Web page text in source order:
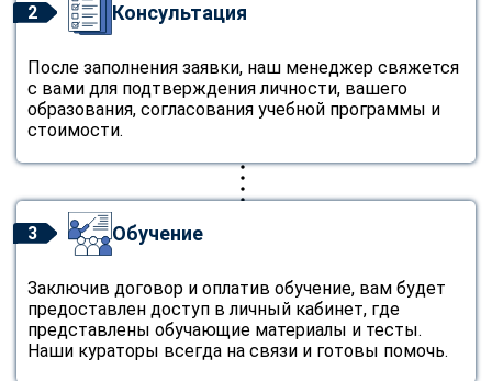
2 Консультация
После заполнения заявки, наш менеджер свяжется
с вами для подтверждения личности, вашего
образования, согласования учебной программы и
стоимости.
3 Обучение
Заключив договор и оплатив обучение, вам будет
предоставлен доступ в личный кабинет, где
представлены обучающие материалы и тесты.
Наши кураторы всегда на связи и готовы помочь.